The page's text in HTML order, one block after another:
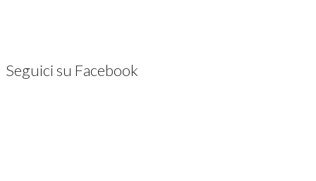
Seguici su Facebook